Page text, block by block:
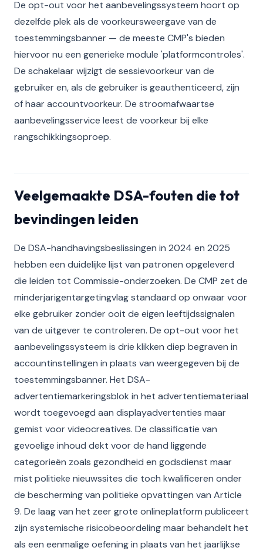
De opt-out voor het aanbevelingssysteem hoort op
dezelfde plek als de voorkeursweergave van de
toestemmingsbanner — de meeste CMP's bieden
hiervoor nu een generieke module 'platformcontroles'.
De schakelaar wijzigt de sessievoorkeur van de
gebruiker en, als de gebruiker is geauthenticeerd, zijn
of haar accountvoorkeur. De stroomafwaartse
aanbevelingsservice leest de voorkeur bij elke
rangschikkingsoproep.
Veelgemaakte DSA-fouten die tot
bevindingen leiden
De DSA-handhavingsbeslissingen in 2024 en 2025
hebben een duidelijke lijst van patronen opgeleverd
die leiden tot Commissie-onderzoeken. De CMP zet de
minderjarigentargetingvlag standaard op onwaar voor
elke gebruiker zonder ooit de eigen leeftijdssignalen
van de uitgever te controleren. De opt-out voor het
aanbevelingssysteem is drie klikken diep begraven in
accountinstellingen in plaats van weergegeven bij de
toestemmingsbanner. Het DSA-
advertentiemarkeringsblok in het advertentiemateriaal
wordt toegevoegd aan displayadvertenties maar
gemist voor videocreatives. De classificatie van
gevoelige inhoud dekt voor de hand liggende
categorieën zoals gezondheid en godsdienst maar
mist politieke nieuwssites die toch kwalificeren onder
de bescherming van politieke opvattingen van Article
9. De laag van het zeer grote onlineplatform publiceert
zijn systemische risicobeoordeling maar behandelt het
als een eenmalige oefening in plaats van het jaarlijkse